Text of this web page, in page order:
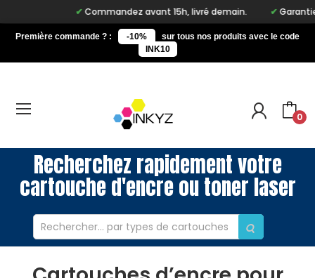
Commandez avant 15h, livré demain. Garantie
Première commande ? : -10%
sur tous nos produits avec le code
INK10
0
Recherchez rapidement votre
cartouche d'encre ou toner laser